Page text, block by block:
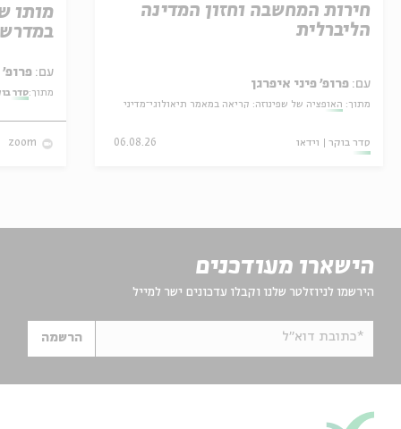
חירות המחשבה וחזון המדינה
הליברלית
עם: פרופ' פיני איפרגן
מתוך: האופציה של שפינוזה: קריאה במאמר תיאולוגי־מדיני
סדר בוקר וידאו 06.08.26
מותו
עם: פרופ' אביגדור שנאן
מתוך:סדר
zoom
הישארו מעודכנים
הירשמו לניוזלטר שלנו וקבלו עדכונים ישר למייל
*כתובת דוא"ל הרשמה